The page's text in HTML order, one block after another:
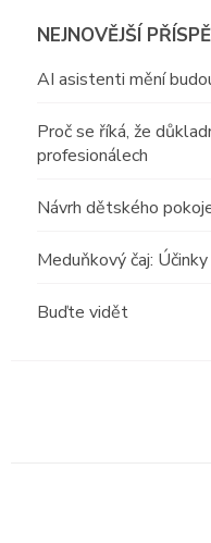
NEJNOVĚJŠÍ
AI asistenti mění
Proč se říká, že
profesionálech
Návrh dětského
Meduňkový čaj:
Buďte vidět